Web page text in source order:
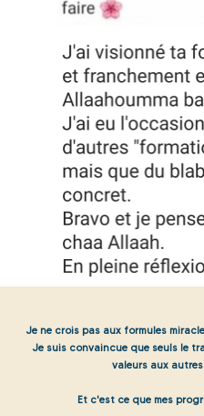
Je ne crois pas aux formules
Je suis convaincue que seuls le
valeurs aux
Et c'est ce que mes